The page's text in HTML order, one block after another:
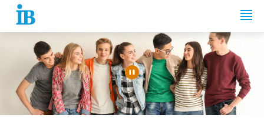
Springe zum Inhalt
Automatische